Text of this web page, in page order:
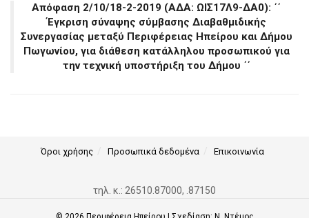
Απόφαση 2/10/18-2-2019 (ΑΔΑ: ΩΙΣ17Λ9-ΔΑ0): ΄΄
Έγκριση σύναψης σύμβασης Διαβαθμιδικής
Συνεργασίας μεταξύ Περιφέρειας Ηπείρου και Δήμου
Πωγωνίου, για διάθεση κατάλληλου προσωπικού για
την τεχνική υποστήριξη του Δήμου ΄΄
Όροι χρήσης Προσωπικά δεδομένα Επικοινωνία
τηλ. κ.: 26510.87000, .87150